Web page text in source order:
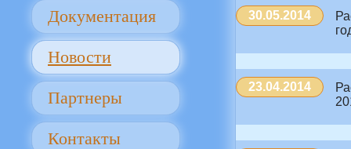
Документация
Новости
Партнеры
Контакты
30.05.2014
23.04.2014